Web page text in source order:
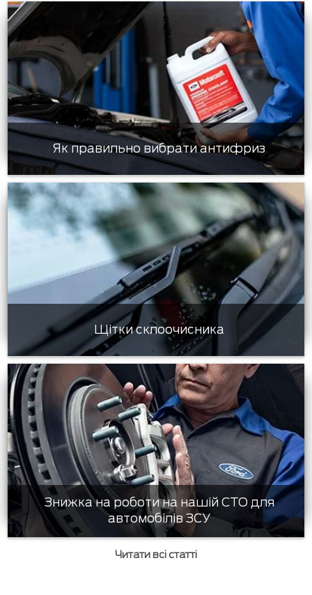
Як правильно вибрати антифриз
Щітки склоочисника
Знижка на роботи на нашій СТО для
автомобілів ЗСУ
Читати всі статті